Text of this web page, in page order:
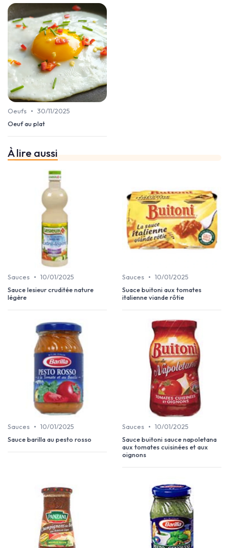
Oeufs • 30/11/2025
Oeuf au plat
À lire aussi
Sauces • 10/01/2025
Sauce lesieur cruditée nature
légère
Sauces • 10/01/2025
Suace buitoni aux tomates
italienne viande rôtie
Sauces • 10/01/2025
Sauce barilla au pesto rosso
Sauces • 10/01/2025
Sauce buitoni sauce napoletana
aux tomates cuisinées et aux
oignons